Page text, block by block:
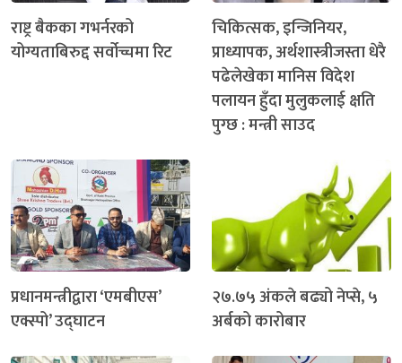
राष्ट्र बैकका गभर्नरको
योग्यताबिरुद्द सर्वोच्चमा रिट
चिकित्सक, इन्जिनियर,
प्राध्यापक, अर्थशास्त्रीजस्ता धेरै
पढेलेखेका मानिस विदेश
पलायन हुँदा मुलुकलाई क्षति
पुग्छ : मन्त्री साउद
प्रधानमन्त्रीद्वारा ‘एमबीएस’
एक्स्पो’ उद्घाटन
२७.७५ अंकले बढ्यो नेप्से, ५
अर्बको कारोबार